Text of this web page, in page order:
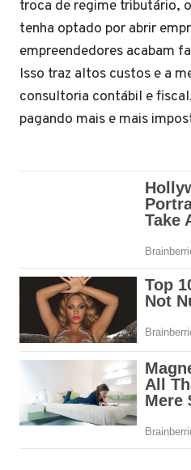
troca de regime tributário,
tenha optado por abrir
empreendedores acabam
Isso traz altos custos e a
consultoria contábil e
pagando mais e mais